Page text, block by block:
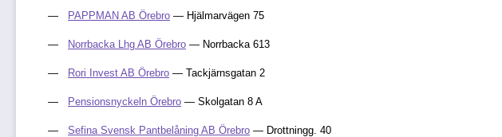
PAPPMAN AB Örebro — Hjälmarvägen 75
Norrbacka Lhg AB Örebro — Norrbacka 613
Rori Invest AB Örebro — Tackjärnsgatan 2
Pensionsnyckeln Örebro — Skolgatan 8 A
Sefina Svensk Pantbelåning AB Örebro — Drottningg. 40